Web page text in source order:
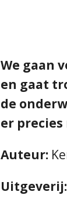
We gaan
en gaat
de
er
Auteur:
Uitgeverij: